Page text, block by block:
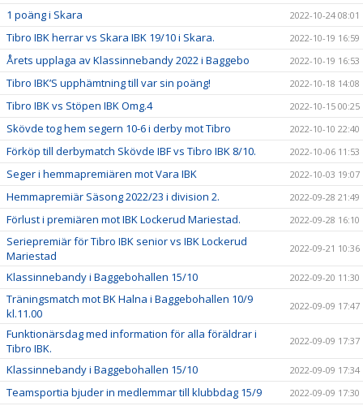
1 poäng i Skara 2022-10-24 08:01
Tibro IBK herrar vs Skara IBK 19/10 i Skara. 2022-10-19 16:59
Årets upplaga av Klassinnebandy 2022 i Baggebo 2022-10-19 16:53
Tibro IBK’S upphämtning till var sin poäng! 2022-10-18 14:08
Tibro IBK vs Stöpen IBK Omg.4 2022-10-15 00:25
Skövde tog hem segern 10-6 i derby mot Tibro 2022-10-10 22:40
Förköp till derbymatch Skövde IBF vs Tibro IBK 8/10. 2022-10-06 11:53
Seger i hemmapremiären mot Vara IBK 2022-10-03 19:07
Hemmapremiär Säsong 2022/23 i division 2. 2022-09-28 21:49
Förlust i premiären mot IBK Lockerud Mariestad. 2022-09-28 16:10
Seriepremiär för Tibro IBK senior vs IBK Lockerud
Mariestad
2022-09-21 10:36
Klassinnebandy i Baggebohallen 15/10 2022-09-20 11:30
Träningsmatch mot BK Halna i Baggebohallen 10/9
kl.11.00
2022-09-09 17:47
Funktionärsdag med information för alla föräldrar i
Tibro IBK.
2022-09-09 17:37
Klassinnebandy i Baggebohallen 15/10 2022-09-09 17:34
Teamsportia bjuder in medlemmar till klubbdag 15/9 2022-09-09 17:30